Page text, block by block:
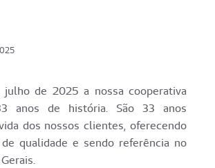
de 2025 a nossa cooperativa
anos de história. São 33 anos
dos nossos clientes, oferecendo
qualidade e sendo referência no